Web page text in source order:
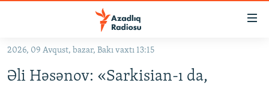
Əsas
qayıt
2026, 09 Avqust, bazar, Bakı vaxtı 13:15
Əli Həsənov: «Sarkisian-ı da,